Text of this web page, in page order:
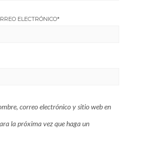
ELECTRÓNICO*
correo electrónico y sitio web en
la próxima vez que haga un